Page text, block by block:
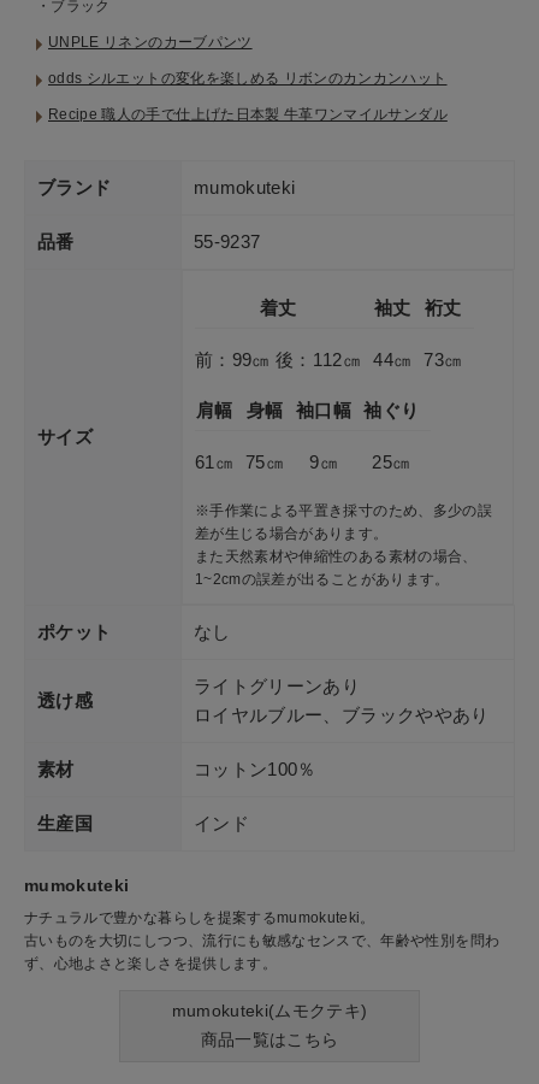
・ブラック
UNPLE リネンのカーブパンツ
odds シルエットの変化を楽しめる リボンのカンカンハット
Recipe 職人の手で仕上げた日本製 牛革ワンマイルサンダル
ブランド mumokuteki
品番 55-9237
サイズ
着丈
前：99㎝ 後：112㎝
袖丈
44㎝
裄丈
73㎝
肩幅
61㎝
身幅
75㎝
袖口幅
9㎝
袖ぐり
25㎝
※手作業による平置き採寸のため、多少の誤
差が生じる場合があります。
また天然素材や伸縮性のある素材の場合、
1~2cmの誤差が出ることがあります。
ポケット なし
透け感
ライトグリーンあり
ロイヤルブルー、ブラックややあり
素材 コットン100％
生産国 インド
mumokuteki
ナチュラルで豊かな暮らしを提案するmumokuteki。
古いものを大切にしつつ、流行にも敏感なセンスで、年齢や性別を問わ
ず、心地よさと楽しさを提供します。
mumokuteki(ムモクテキ)
商品一覧はこちら